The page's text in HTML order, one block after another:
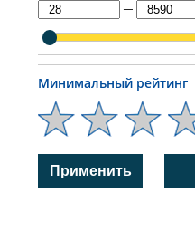
─
Минимальный рейтинг